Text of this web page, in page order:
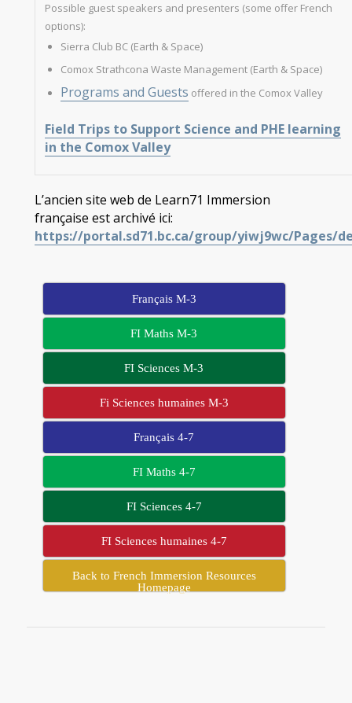
Possible guest speakers and presenters (some offer French
options):
Sierra Club BC (Earth & Space)
Comox Strathcona Waste Management (Earth & Space)
Programs and Guests offered in the Comox Valley
Field Trips to Support Science and PHE learning
in the Comox Valley
L’ancien site web de Learn71 Immersion
française est archivé ici:
https://portal.sd71.bc.ca/group/yiwj9wc/Pages/
Français M-3
FI Maths M-3
FI Sciences M-3
Fi Sciences humaines M-3
Français 4-7
FI Maths 4-7
FI Sciences 4-7
FI Sciences humaines 4-7
Back to French Immersion Resources
Homepage